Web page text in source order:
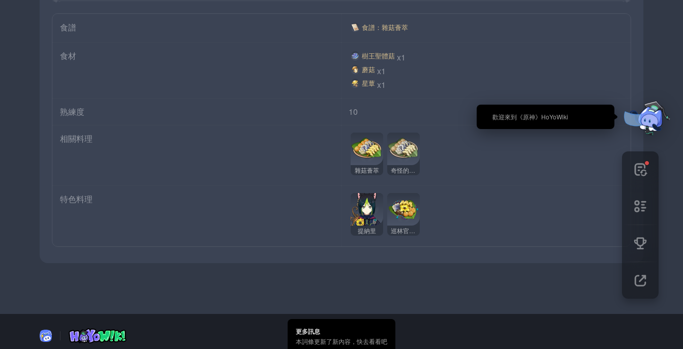
🎉 歡迎來到《原神》HoYoWiki
食譜 食譜：雜菇薈萃
食材 樹王聖體菇 x1
蘑菇 x1
星蕈 x1
熟練度 10
相關料理
雜菇薈萃
特色料理
提納里
更多訊息
本詞條更新了新內容，快去看看吧